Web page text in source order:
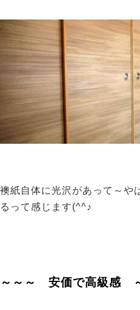
襖紙自体に光沢があって～や
るって感じます(^^♪
～～～ 安価で高級感